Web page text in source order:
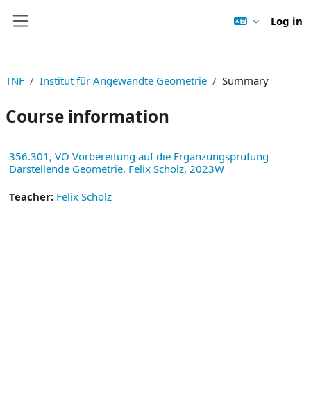
Log in
TNF Institut für Angewandte Geometrie Summary
Course information
356.301, VO Vorbereitung auf die Ergänzungsprüfung
Darstellende Geometrie, Felix Scholz, 2023W
Teacher: Felix Scholz